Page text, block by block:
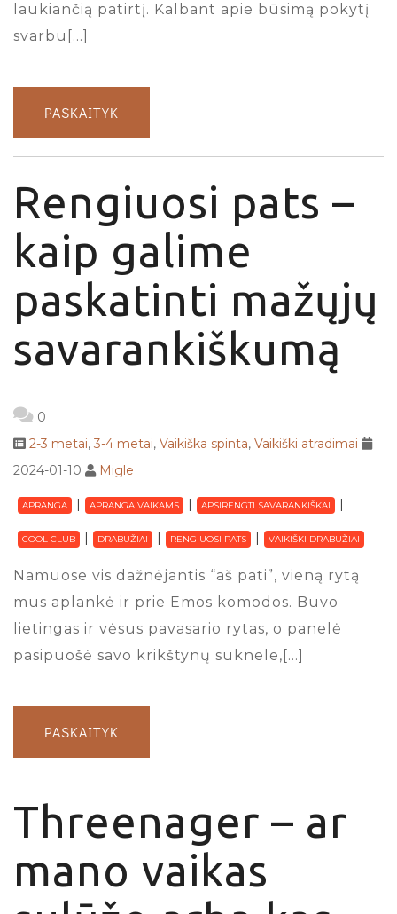
laukiančią patirtį. Kalbant apie būsimą pokytį
svarbu[…]
PASKAITYK
Rengiuosi pats –
kaip galime
paskatinti mažųjų
savarankiškumą
0
2-3 metai, 3-4 metai, Vaikiška spinta, Vaikiški atradimai
2024-01-10
Migle
APRANGA APRANGA VAIKAMS APSIRENGTI SAVARANKIŠKAI
COOL CLUB DRABUŽIAI RENGIUOSI PATS VAIKIŠKI DRABUŽIAI
Namuose vis dažnėjantis “aš pati”, vieną rytą
mus aplankė ir prie Emos komodos. Buvo
lietingas ir vėsus pavasario rytas, o panelė
pasipuošė savo krikštynų suknele,[…]
PASKAITYK
Threenager – ar
mano vaikas